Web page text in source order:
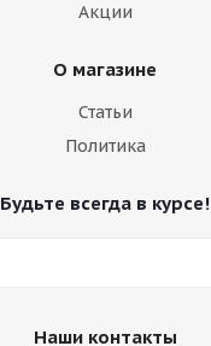
Акции
О магазине
Статьи
Политика
Будьте всегда в курсе!
Наши контакты